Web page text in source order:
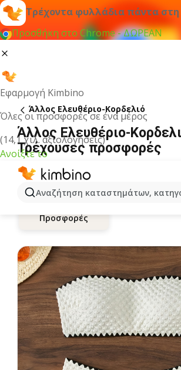
Τρέχοντα φυλλάδια πάντα στη
Προσθήκη στο Chrome - ΔΩΡΕΑΝ
Εφαρμογή Kimbino
Όλες οι προσφορές σε ένα μέρος
(14,1 χιλ. αξιολογήσεις)
Ανοίξτε το
Αναζήτηση καταστημάτων,
Άλλος Ελευθέριο-Κορδελιό
Άλλος Ελευθέριο-
Τρέχουσες προσφορές
Προσφορές